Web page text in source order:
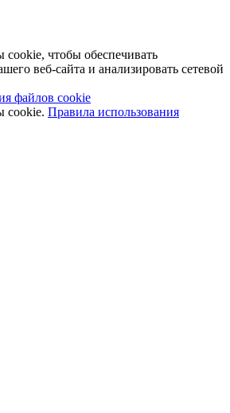
чтобы обеспечивать
веб-сайта и анализировать сетевой
файлов cookie
cookie. Правила использования